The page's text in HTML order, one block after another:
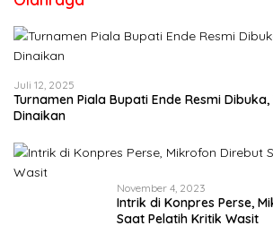
Juli 12, 2025
Turnamen Piala Bupati Ende Resmi
Dinaikan
November 4, 2023
Intrik di Konpres Perse,
Saat Pelatih Kritik Wasit